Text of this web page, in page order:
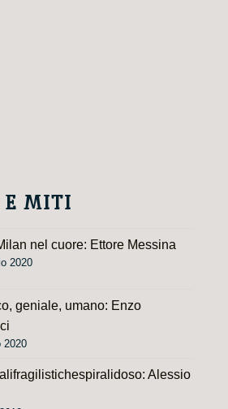
E MITI
nel cuore: Ettore Messina
2020
geniale, umano: Enzo
2020
Alessio